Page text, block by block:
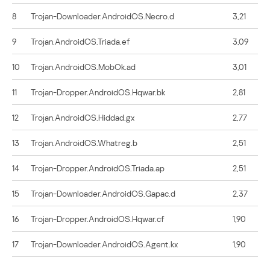
8 Trojan-Downloader.AndroidOS.Necro.d 3,21
9 Trojan.AndroidOS.Triada.ef 3,09
10 Trojan.AndroidOS.MobOk.ad 3,01
11 Trojan-Dropper.AndroidOS.Hqwar.bk 2,81
12 Trojan.AndroidOS.Hiddad.gx 2,77
13 Trojan.AndroidOS.Whatreg.b 2,51
14 Trojan-Dropper.AndroidOS.Triada.ap 2,51
15 Trojan-Downloader.AndroidOS.Gapac.d 2,37
16 Trojan-Dropper.AndroidOS.Hqwar.cf 1,90
17 Trojan-Downloader.AndroidOS.Agent.kx 1,90